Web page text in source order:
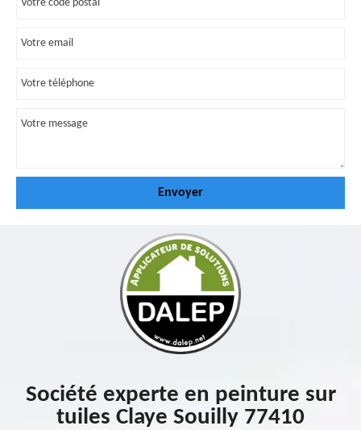
Société experte en peinture sur
tuiles Claye Souilly 77410